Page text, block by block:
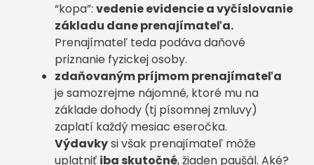
“kopa”: vedenie evidencie a vyčíslovanie
základu dane prenajímateľa.
Prenajímateľ teda podáva daňové
priznanie fyzickej osoby.
zdaňovaným príjmom prenajímateľa
je samozrejme nájomné, ktoré mu na
základe dohody (tj písomnej zmluvy)
zaplatí každý mesiac eseročka.
Výdavkysi však prenajímateľ môže
uplatniť iba skutočné, žiaden paušál. Aké?